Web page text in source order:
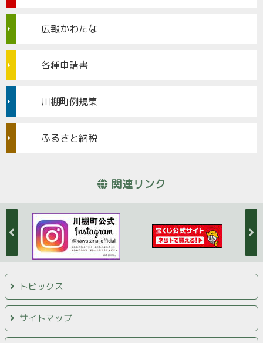
広報かわたな
各種申請書
川棚町例規集
ふるさと納税
関連リンク
トピックス
サイトマップ